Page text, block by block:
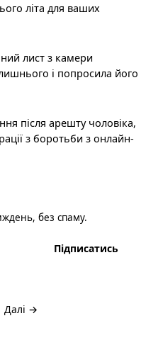
літа для ваших
лист з камери
і попросила його
після арешту чоловіка,
з боротьби з онлайн-
без спаму.
Підписатись
Далі →